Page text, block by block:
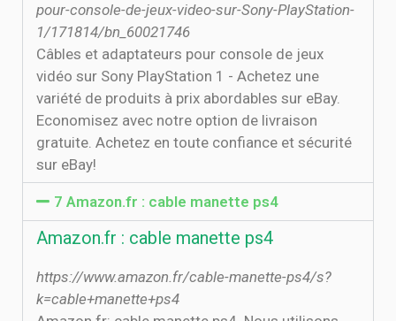
pour-console-de-jeux-video-sur-Sony-PlayStation-
1/171814/bn_60021746
Câbles et adaptateurs pour console de jeux
vidéo sur Sony PlayStation 1 - Achetez une
variété de produits à prix abordables sur eBay.
Economisez avec notre option de livraison
gratuite. Achetez en toute confiance et sécurité
sur eBay!
7 Amazon.fr : cable manette ps4
Amazon.fr : cable manette ps4
https://www.amazon.fr/cable-manette-ps4/s?
k=cable+manette+ps4